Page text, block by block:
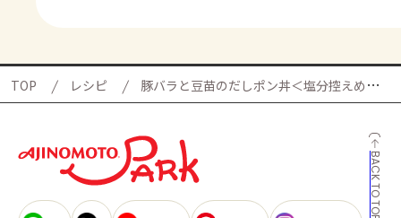
TOP レシピ 豚バラと豆苗のだしポン丼＜塩分控えめ＞の献立
BACK TO TOP